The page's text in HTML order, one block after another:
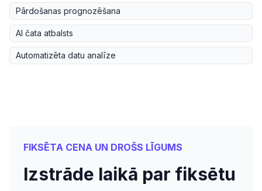
Pārdošanas prognozēšana
AI čata atbalsts
Automatizēta datu analīze
FIKSĒTA CENA UN DROŠS LĪGUMS
Izstrāde laikā par fiksētu